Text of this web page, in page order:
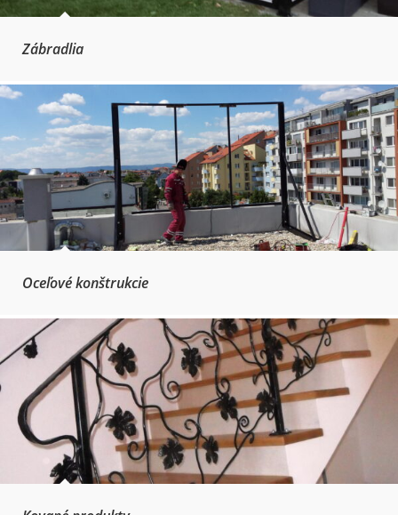
Zábradlia
Oceľové konštrukcie